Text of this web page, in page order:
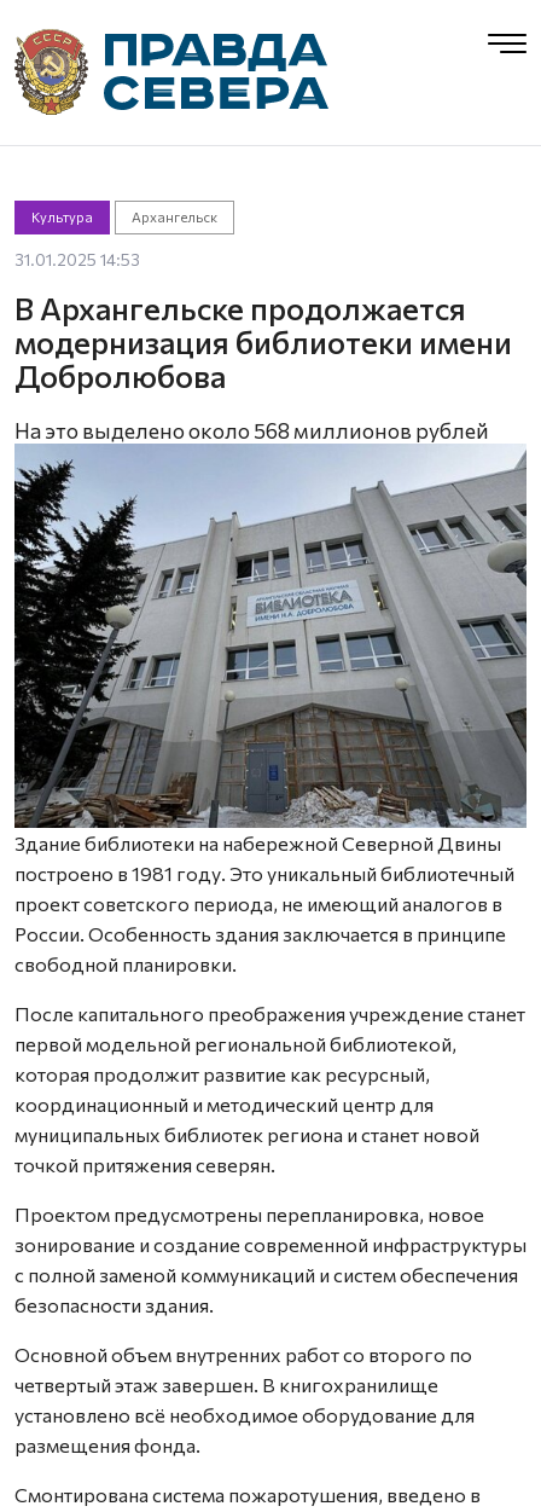
Культура Архангельск
31.01.2025 14:53
В Архангельске продолжается
модернизация библиотеки имени
Добролюбова
На это выделено около 568 миллионов рублей
Здание библиотеки на набережной Северной Двины
построено в 1981 году. Это уникальный библиотечный
проект советского периода, не имеющий аналогов в
России. Особенность здания заключается в принципе
свободной планировки.
После капитального преображения учреждение станет
первой модельной региональной библиотекой,
которая продолжит развитие как ресурсный,
координационный и методический центр для
муниципальных библиотек региона и станет новой
точкой притяжения северян.
Проектом предусмотрены перепланировка, новое
зонирование и создание современной инфраструктуры
с полной заменой коммуникаций и систем обеспечения
безопасности здания.
Основной объем внутренних работ со второго по
четвертый этаж завершен. В книгохранилище
установлено всё необходимое оборудование для
размещения фонда.
Смонтирована система пожаротушения, введено в